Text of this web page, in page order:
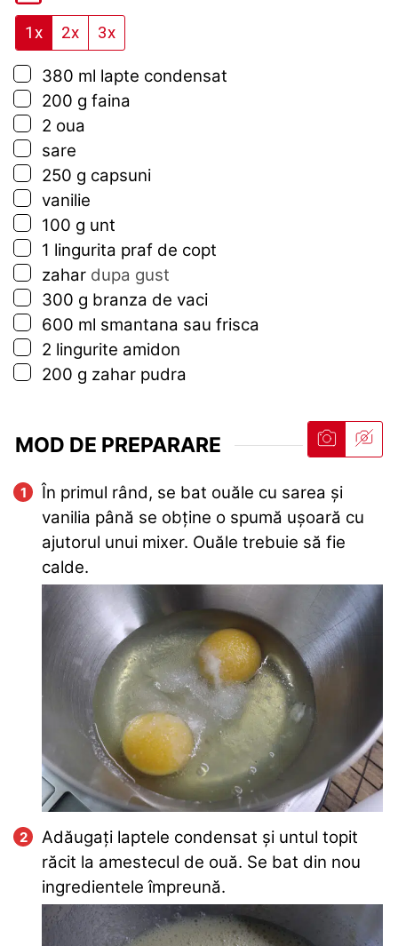
1x 2x 3x
▢
380 ml lapte condensat
▢
200 g faina
▢
2 oua
▢
sare
▢
250 g capsuni
▢
vanilie
▢
100 g unt
▢
1 lingurita praf de copt
▢
zahar dupa gust
▢
300 g branza de vaci
▢
600 ml smantana sau frisca
▢
2 lingurite amidon
▢
200 g zahar pudra
MOD DE PREPARARE
În primul rând, se bat ouăle cu sarea și
vanilia până se obține o spumă ușoară cu
ajutorul unui mixer. Ouăle trebuie să fie
calde.
Adăugați laptele condensat și untul topit
răcit la amestecul de ouă. Se bat din nou
ingredientele împreună.